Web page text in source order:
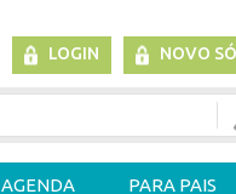
LOGIN NOVO
AGENDA PARA PAIS